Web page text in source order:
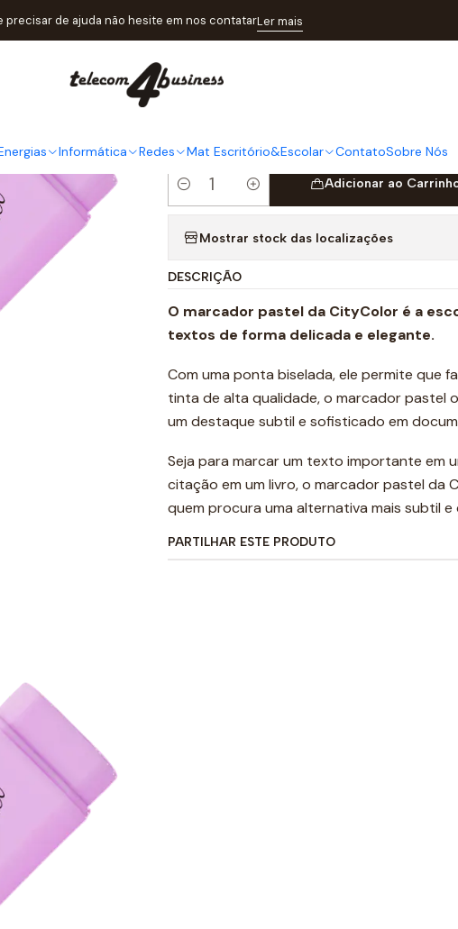
Informática Redes Mat Escritório&Escolar ContatoSobre Nós
precisar de ajuda não hesite em nos contatarLer mais
Colorir MARCADOR FLUOR CITYCOLOR PASTEL VIOLETA
|MARCADOR
Quantidade
Adicionar ao
Mostrar stock das localizações
DESCRIÇÃO
O marcador pastel da CityColor é a
textos de forma delicada e elegante.
Com uma ponta biselada, ele permite que
tinta de alta qualidade, o marcador pastel
um destaque subtil e sofisticado em
Seja para marcar um texto importante em
citação em um livro, o marcador pastel da
quem procura uma alternativa mais subtil
PARTILHAR ESTE PRODUTO